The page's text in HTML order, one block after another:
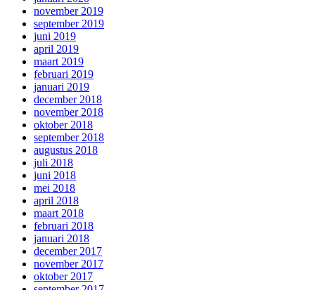
november 2019
september 2019
juni 2019
april 2019
maart 2019
februari 2019
januari 2019
december 2018
november 2018
oktober 2018
september 2018
augustus 2018
juli 2018
juni 2018
mei 2018
april 2018
maart 2018
februari 2018
januari 2018
december 2017
november 2017
oktober 2017